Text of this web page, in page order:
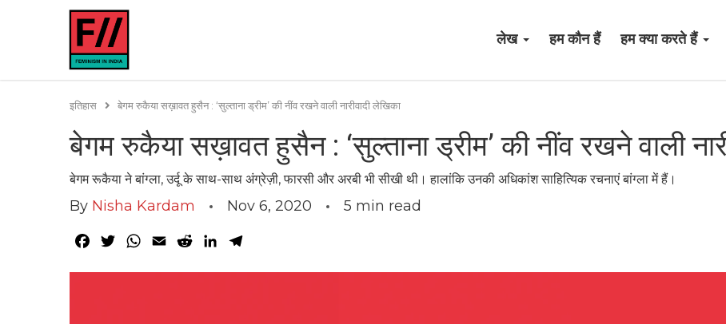
लेख हम कौन हैं हम क्या करते हैं
इतिहास बेगम रुकैया सख़ावत हुसैन : ‘सुल्ताना ड्रीम’ की नींव रखने वाली नारीवादी लेखिका
बेगम रुकैया सख़ावत हुसैन : ‘सुल्ताना ड्रीम’ की नींव रखने वाली
बेगम रूकैया ने बांग्ला, उर्दू के साथ-साथ अंग्रेज़ी, फारसी और अरबी भी सीखी थी। हालांकि उनकी अधिकांश साहित्यिक रचनाएं बांग्ला में हैं।
By Nisha Kardam Nov 6, 2020 5 min read
Facebook
TwitterWhatsApp
Email RedditLinkedIn